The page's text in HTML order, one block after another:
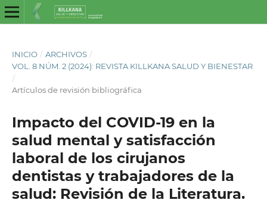
INICIO / ARCHIVOS /
VOL. 8 NÚM. 2 (2024): REVISTA KILLKANA SALUD Y BIENESTAR
/
Artículos de revisión bibliográfica
Impacto del COVID-19 en la
salud mental y satisfacción
laboral de los cirujanos
dentistas y trabajadores de la
salud: Revisión de la Literatura.